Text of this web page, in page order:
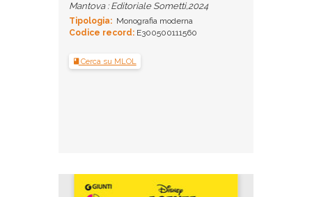
Mantova : Editoriale Sometti,2024
Tipologia: Monografia moderna
Codice record: E300500111560
Cerca su MLOL